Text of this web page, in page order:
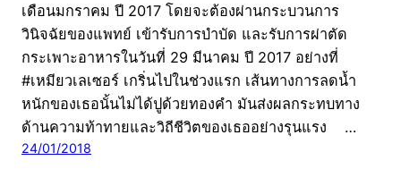
เดือนมกราคม ปี 2017 โดยจะต้องผ่านกระบวนการ
วินิจฉัยของแพทย์ เข้ารับการบำบัด และรับการผ่าตัด
กระเพาะอาหารในวันที่ 29 มีนาคม ปี 2017 อย่างที่
#เหมียวเลเซอร์ เกริ่นไปในช่วงแรก เส้นทางการลดน้ำ
หนักของเธอนั้นไม่ได้ปูด้วยทองคำ มันส่งผลกระทบทาง
ด้านความท้าทายและวิถีชีวิตของเธออย่างรุนแรง …
24/01/2018